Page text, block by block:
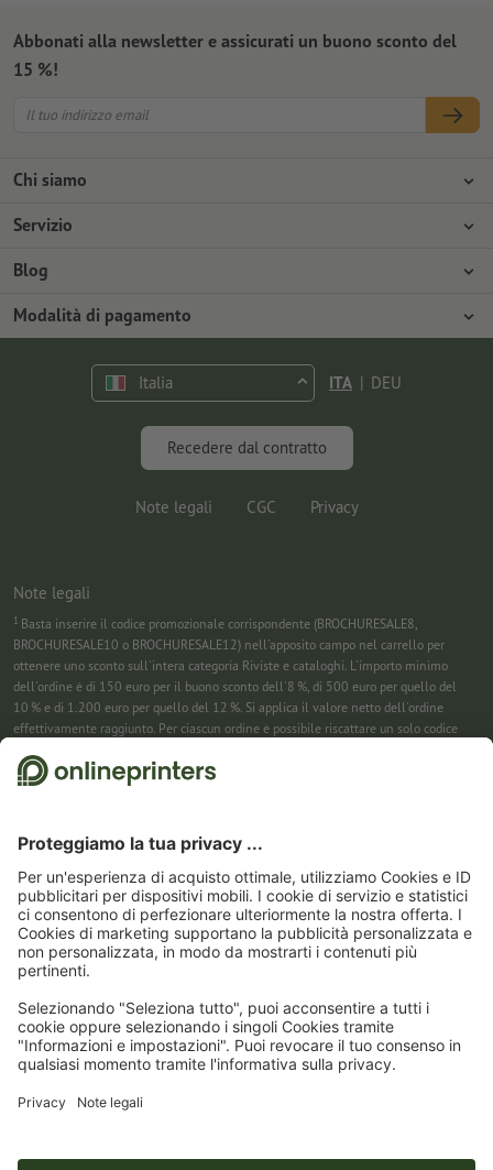
Chi siamo
Azienda
Tutela ambientale
Servizio
Modalità di pagamento
Spedizione
Programma Premium
Blog
Tutorial Photoshop
Marketing & Insights
Modalità di pagamento
Abbonati alla newsletter e assicurati un buono sconto del
15 %!
Italia ITA | DEU
Recedere dal contratto
Note legali CGC Privacy
Note legali
1 Basta inserire il codice promozionale corrispondente (BROCHURESALE8,
BROCHURESALE10 o BROCHURESALE12) nell'apposito campo nel carrello per
ottenere uno sconto sull'intera categoria Riviste e cataloghi. L'importo minimo
dell'ordine è di 150 euro per il buono sconto dell'8 %, di 500 euro per quello del
10 % e di 1.200 euro per quello del 12 %. Si applica il valore netto dell'ordine
effettivamente raggiunto. Per ciascun ordine è possibile riscattare un solo codice
con ulteriori iniziative promozionali. La promozione è valida fino al 31/08/2026
(incluso).
un semplice clic. Solo allora ti invieremo il codice sconto e la prossima newsletter.
Puoi naturalmente annullare la registrazione in qualsiasi momento. Utilizzabile
una sola volta. Non è richiesto un valore minimo dell’ordine. Importo massimo dello
sconto: 150 € sul valore dell'ordine (al netto). Pagamento in contanti non previsto.
L’offerta non può essere cumulata con altre promozioni o codici sconto.Il buono è
valido per sei settimane dalla ricezione.
3
calendari. Utilizzabile più volte. Pagamento in contanti non previsto. Non
cumulabile con ulteriori iniziative promozionali. Valido fino al 31/08/2026
compreso
calendari. Utilizzabile più volte. Pagamento in contanti non previsto. Non